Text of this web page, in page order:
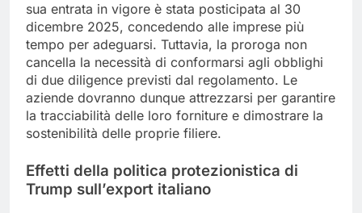
sua entrata in vigore è stata posticipata al 30
dicembre 2025, concedendo alle imprese più
tempo per adeguarsi. Tuttavia, la proroga non
cancella la necessità di conformarsi agli obblighi
di due diligence previsti dal regolamento. Le
aziende dovranno dunque attrezzarsi per garantire
la tracciabilità delle loro forniture e dimostrare la
sostenibilità delle proprie filiere.
Effetti della politica protezionistica di
Trump sull’export italiano